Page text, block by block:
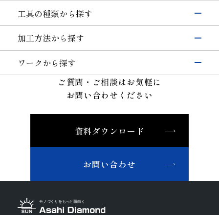
電子・半導体
シリコン
磁性材料
伸線
その他(電子・半導体)
輸送機器
自動車・二輪
その他(輸送機器)
超硬
軸受
工具の種類から探す
研削工具
精密カッティングツール
切削工具
耐摩耗工具
加工方法から探す
切断・溝入れ
ツルーイング・ドレッシング
ワークから探す
非鉄・特殊金属材料
鉄系材料
切削工具材料
石材・建設・鉱業関連材料
研削砥石
ご質問・ご相談はお気軽に
お問い合わせください
資料ダウンロード
お問い合わせ